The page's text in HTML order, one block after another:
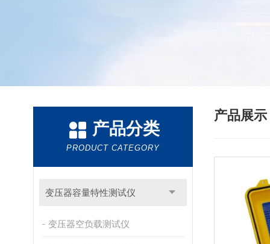
产品分类
PRODUCT CATEGORY
变压器容量特性测试仪
变压器空负载测试仪
产品展示